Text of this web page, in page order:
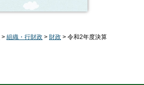
> 組織・行財政 > 財政 > 令和2年度決算